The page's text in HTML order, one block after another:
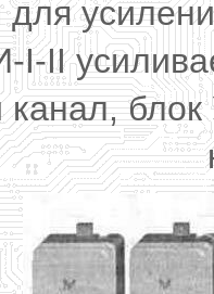
II
канал,